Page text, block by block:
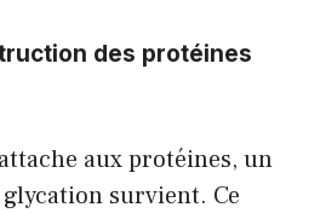
des protéines
aux protéines, un
survient. Ce